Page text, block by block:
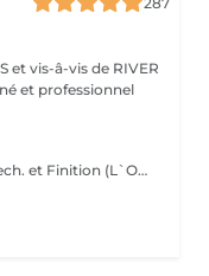
Dans tous nos services, le Shampoing Tech. et Finition (L`OREAL)sont compris.